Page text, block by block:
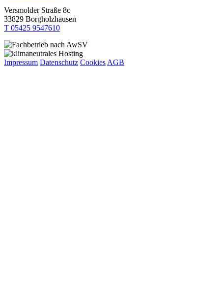
Versmolder Straße 8c
33829 Borgholzhausen
T 05425 9547610
Impressum Datenschutz CookiesAGB